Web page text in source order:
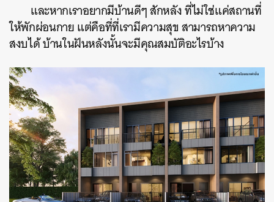
และหากเราอยากมีบ้านดีๆ สักหลัง ที่ไม่ใช่แค่สถานที่
ให้พักผ่อนกาย แต่คือที่ที่เรามีความสุข สามารถหาความ
สงบได้ บ้านในฝันหลังนั้นจะมีคุณสมบัติอะไรบ้าง